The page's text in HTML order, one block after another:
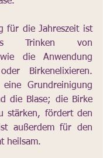
für die Jahreszeit ist
Trinken von
die Anwendung
Birkenelixieren.
eine Grundreinigung
die Blase; die Birke
stärken, fördert den
außerdem für den
heilsam.